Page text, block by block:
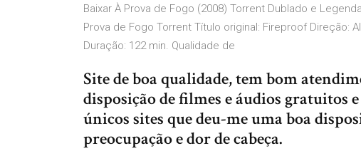
Baixar À Prova de Fogo (2008) Torrent Dublado e
Prova de Fogo Torrent Título original: Fireproof Direção:
Duração: 122 min. Qualidade de
Site de boa qualidade, tem bom
disposição de filmes e áudios gratuitos
únicos sites que deu-me uma boa
preocupação e dor de cabeça.